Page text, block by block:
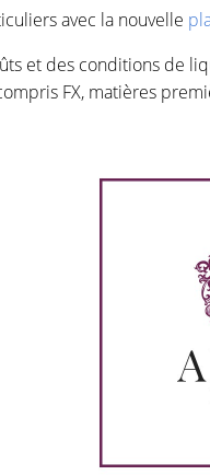
avec la nouvelle
et des conditions de
FX, matières